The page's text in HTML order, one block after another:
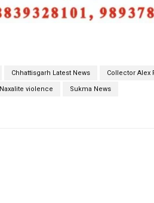
Chhattisgarh Latest News Collector Alex
Naxalite violence Sukma News